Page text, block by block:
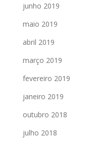
junho 2019
maio 2019
abril 2019
março 2019
fevereiro 2019
janeiro 2019
outubro 2018
julho 2018